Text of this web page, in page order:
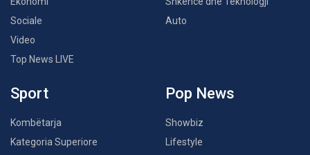
Sociale
Video
Top News LIVE
Auto
Sport
Kombëtarja
Kategoria Superiore
Pop News
Showbiz
Lifestyle